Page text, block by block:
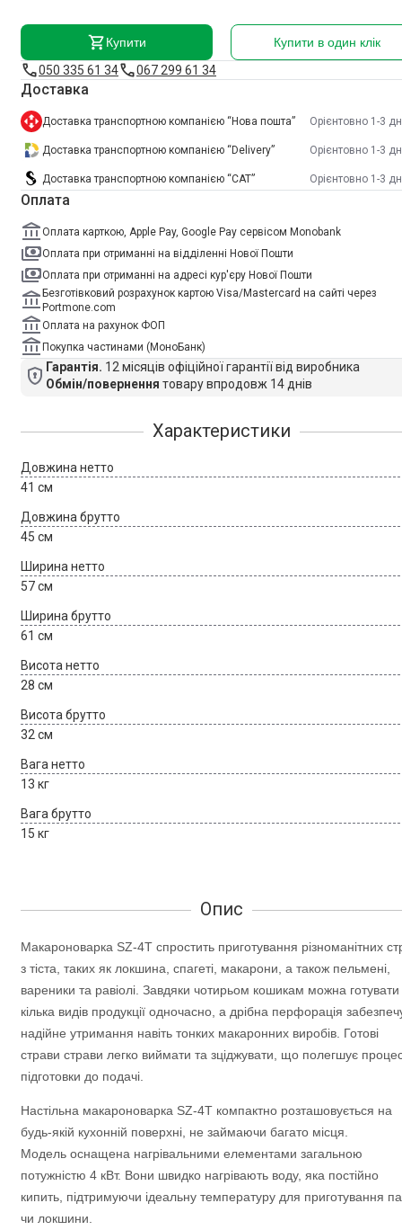
Купити
Купити в один клік
050 335 61 34
067 299 61 34
Доставка
Доставка транспортною компанією “Нова пошта” Орієнтовно 1-3
Доставка транспортною компанією “Delivery” Орієнтовно 1-3
Доставка транспортною компанією “САТ” Орієнтовно 1-3
Оплата
Оплата карткою, Apple Pay, Google Pay сервісом Monobank
Оплата при отриманні на відділенні Нової Пошти
Оплата при отриманні на адресі кур'єру Нової Пошти
Безготівковий розрахунок картою Visa/Mastercard на сайті через
Portmone.com
Оплата на рахунок ФОП
Покупка частинами (МоноБанк)
Гарантія. 12 місяців офіційної гарантії від виробника
Обмін/повернення товару впродовж 14 днів
Характеристики
Довжина нетто
41 см
Довжина брутто
45 см
Ширина нетто
57 см
Ширина брутто
61 см
Висота нетто
28 см
Висота брутто
32 см
Вага нетто
13 кг
Вага брутто
15 кг
Опис
Макароноварка SZ-4T спростить приготування різноманітних
з тіста, таких як локшина, спагеті, макарони, а також пельмені,
вареники та равіолі. Завдяки чотирьом кошикам можна готувати
кілька видів продукції одночасно, а дрібна перфорація
надійне утримання навіть тонких макаронних виробів. Готові
страви страви легко виймати та зціджувати, що полегшує
підготовки до подачі.
Настільна макароноварка SZ-4T компактно розташовується на
будь-якій кухонній поверхні, не займаючи багато місця.
Модель оснащена нагрівальними елементами загальною
потужністю 4 кВт. Вони швидко нагрівають воду, яка постійно
кипить, підтримуючи ідеальну температуру для приготування
чи локшини.